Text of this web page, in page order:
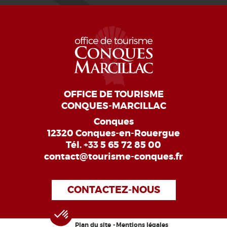
OFFICE DE TOURISME
CONQUES-MARCILLAC
Conques
12320 Conques-en-Rouergue
Tél.+33 5 65 72 85 00
contact@tourisme-conques.fr
CONTACTEZ-NOUS
Plan du site Mentions légales